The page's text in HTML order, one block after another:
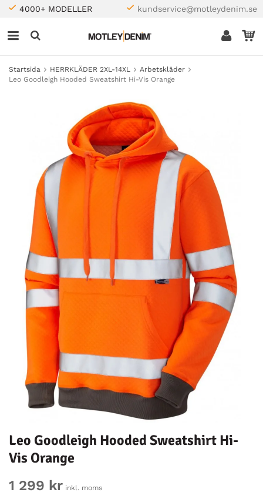
4000+ MODELLER kundservice@motleydenim.se
Startsida HERRKLÄDER 2XL-14XL
Arbetskläder
Leo Goodleigh Hooded Sweatshirt Hi-Vis Orange
Leo Goodleigh Hooded Sweatshirt Hi-
Vis Orange
1 299 kr inkl. moms